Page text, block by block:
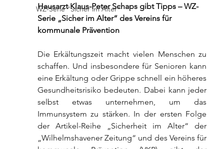
WZ-Serie "Sicher im Alter"
Hausarzt Klaus-Peter Schaps gibt Tipps – WZ-
Serie „Sicher im Alter“ des Vereins für
kommunale Prävention
Die Erkältungszeit macht vielen Menschen zu
schaffen. Und insbesondere für Senioren kann
eine Erkältung oder Grippe schnell ein höheres
Gesundheitsrisiko bedeuten. Dabei kann jeder
selbst etwas unternehmen, um das
Immunsystem zu stärken. In der ersten Folge
der Artikel-Reihe „Sicherheit im Alter“ der
„Wilhelmshavener Zeitung“ und des Vereins für